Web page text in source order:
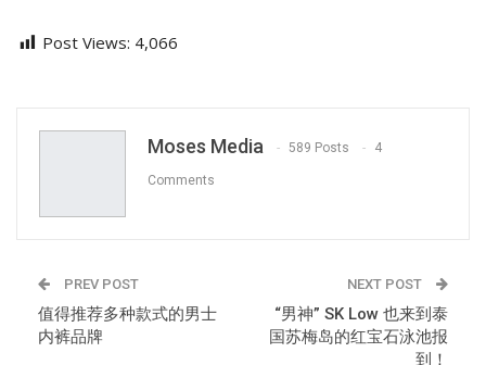
Post Views: 4,066
Moses Media 589 Posts 4
Comments
PREV POST
值得推荐多种款式的男士
内裤品牌
NEXT POST
“男神” SK Low 也来到泰
国苏梅岛的红宝石泳池报
到！